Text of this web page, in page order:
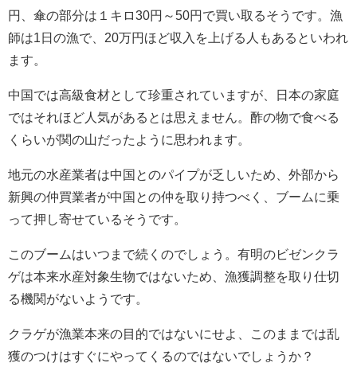
円、傘の部分は１キロ30円～50円で買い取るそうです。漁
師は1日の漁で、20万円ほど収入を上げる人もあるといわれ
ます。
中国では高級食材として珍重されていますが、日本の家庭
ではそれほど人気があるとは思えません。酢の物で食べる
くらいが関の山だったように思われます。
地元の水産業者は中国とのパイプが乏しいため、外部から
新興の仲買業者が中国との仲を取り持つべく、ブームに乗
って押し寄せているそうです。
このブームはいつまで続くのでしょう。有明のビゼンクラ
ゲは本来水産対象生物ではないため、漁獲調整を取り仕切
る機関がないようです。
クラゲが漁業本来の目的ではないにせよ、このままでは乱
獲のつけはすぐにやってくるのではないでしょうか？